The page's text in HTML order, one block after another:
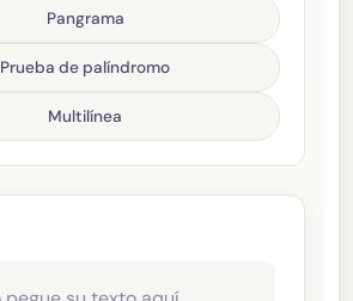
Pangrama
Prueba de palíndromo
Multilínea